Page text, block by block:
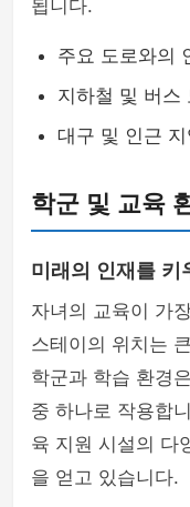
됩니다.
주요 도로와의
지하철 및 버스
대구 및 인근
학군 및 교육
미래의 인재를 키
자녀의 교육이 가
스테이의 위치는
학군과 학습 환경
중 하나로 작용합
육 지원 시설의 다
을 얻고 있습니다.